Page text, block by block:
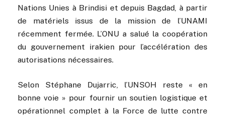
Nations Unies à Brindisi et depuis Bagdad, à partir
de matériels issus de la mission de l’UNAMI
récemment fermée. L’ONU a salué la coopération
du gouvernement irakien pour l’accélération des
autorisations nécessaires.
Selon Stéphane Dujarric, l’UNSOH reste « en
bonne voie » pour fournir un soutien logistique et
opérationnel complet à la Force de lutte contre